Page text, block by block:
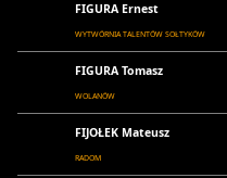
FIGURA Ernest
WYTWÓRNIA TALENTÓW SOŁTYKÓW
FIGURA Tomasz
WOLANÓW
FIJOŁEK Mateusz
RADOM